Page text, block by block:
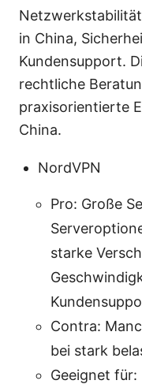
in China,
Kundensupport.
rechtliche
praxisorientierte
China.
NordVPN
Pro: Große
starke
Contra:
bei stark
Geeignet